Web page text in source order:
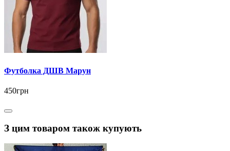
Футболка ДШВ Марун
450грн
З цим товаром також купують